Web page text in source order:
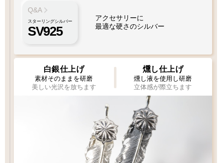
Wフェザーにカスタム [KS002]
フェザー位置をご指定いただけます
おまかせいただく事も可能です
ペンダントをカスタム [KS003]
フェザー位置をご指定いただけます
おまかせいただく事も可能です
Q&A
スターリングシルバー
SV925
アクセサリーに
最適な硬さのシルバー
白銀仕上げ
素材そのままを研磨
美しい光沢を放ちます
燻し仕上げ
燻し液を使用し研磨
立体感が際立ちます